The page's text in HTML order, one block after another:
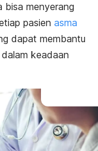
bisa menyerang
pasien asma
dapat membantu
keadaan